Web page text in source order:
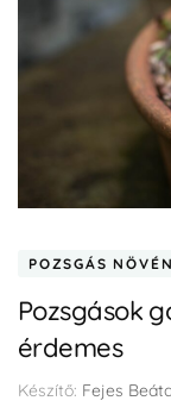
POZSGÁS
Pozsgások
érdemes
Készítő: Fejes